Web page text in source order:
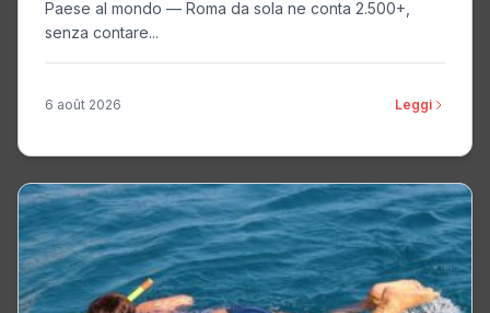
Paese al mondo — Roma da sola ne conta 2.500+,
senza contare...
6 août 2026 Leggi